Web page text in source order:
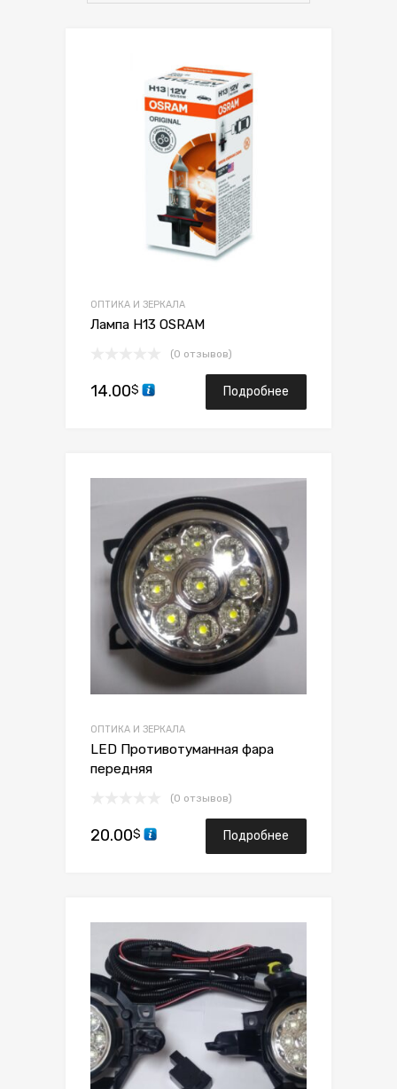
ОПТИКА И ЗЕРКАЛА
Лампа H13 OSRAM
(0 отзывов)
14.00$ Подробнее
ОПТИКА И ЗЕРКАЛА
LED Противотуманная фара
передняя
(0 отзывов)
20.00$ Подробнее